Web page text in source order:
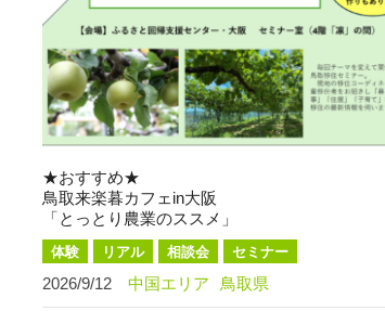
★おすすめ★
鳥取来楽暮カフェin大阪
「とっとり農業のススメ」
体験 リアル 相談会 セミナー
2026/9/12 中国エリア 鳥取県